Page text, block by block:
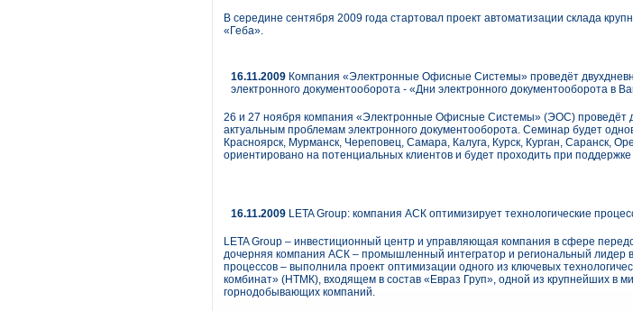
В середине сентября 2009 года стартовал проект автоматизации склада
«Геба».
16.11.2009 Компания «Электронные Офисные Системы» проведёт
электронного документооборота - «Дни электронного документооборота в
26 и 27 ноября компания «Электронные Офисные Системы» (ЭОС) проведёт
актуальным проблемам электронного документооборота. Семинар будет
Красноярск, Мурманск, Череповец, Самара, Калуга, Курск, Курган, Саранск,
ориентировано на потенциальных клиентов и будет проходить при
16.11.2009 LETA Group: компания АСК оптимизирует технологические
LETA Group – инвестиционный центр и управляющая компания в сфере
дочерняя компания АСК – промышленный интегратор и региональный лидер
процессов – выполнила проект оптимизации одного из ключевых
комбинат» (НТМК), входящем в состав «Евраз Груп», одной из крупнейших в
горнодобывающих компаний.